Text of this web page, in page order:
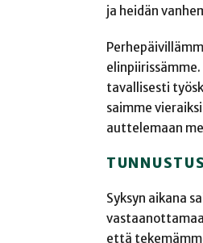
ja heidän
tavallisesti
saimme
auttelemaan
Syksyn aikana
että